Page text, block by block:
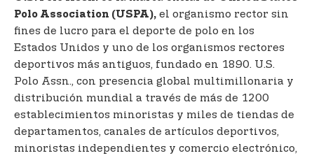
Polo Association (USPA), el organismo rector sin
fines de lucro para el deporte de polo en los
Estados Unidos y uno de los organismos rectores
deportivos más antiguos, fundado en 1890. U.S.
Polo Assn., con presencia global multimillonaria y
distribución mundial a través de más de 1200
establecimientos minoristas y miles de tiendas de
departamentos, canales de artículos deportivos,
minoristas independientes y comercio electrónico,